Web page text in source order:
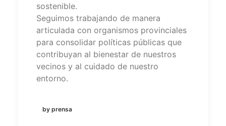
sostenible.
Seguimos trabajando de manera
articulada con organismos provinciales
para consolidar políticas públicas que
contribuyan al bienestar de nuestros
vecinos y al cuidado de nuestro
entorno.
by prensa